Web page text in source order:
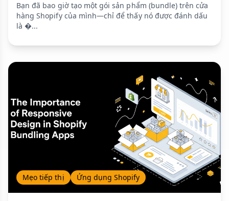
Bạn đã bao giờ tạo một gói sản phẩm (bundle) trên cửa
hàng Shopify của mình—chỉ để thấy nó được đánh dấu
là �...
Mẹo tiếp thị Ứng dụng Shopify